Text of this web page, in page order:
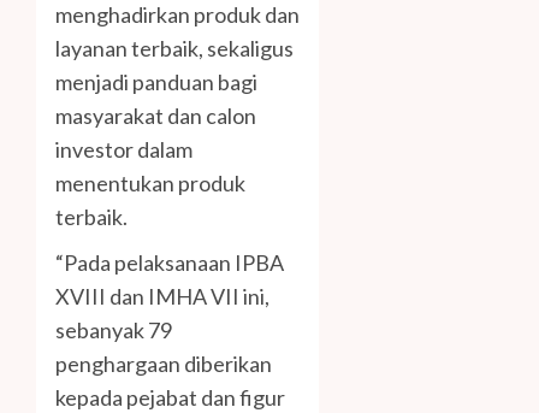
menghadirkan produk dan
layanan terbaik, sekaligus
menjadi panduan bagi
masyarakat dan calon
investor dalam
menentukan produk
terbaik.
“Pada pelaksanaan IPBA
XVIII dan IMHA VII ini,
sebanyak 79
penghargaan diberikan
kepada pejabat dan figur